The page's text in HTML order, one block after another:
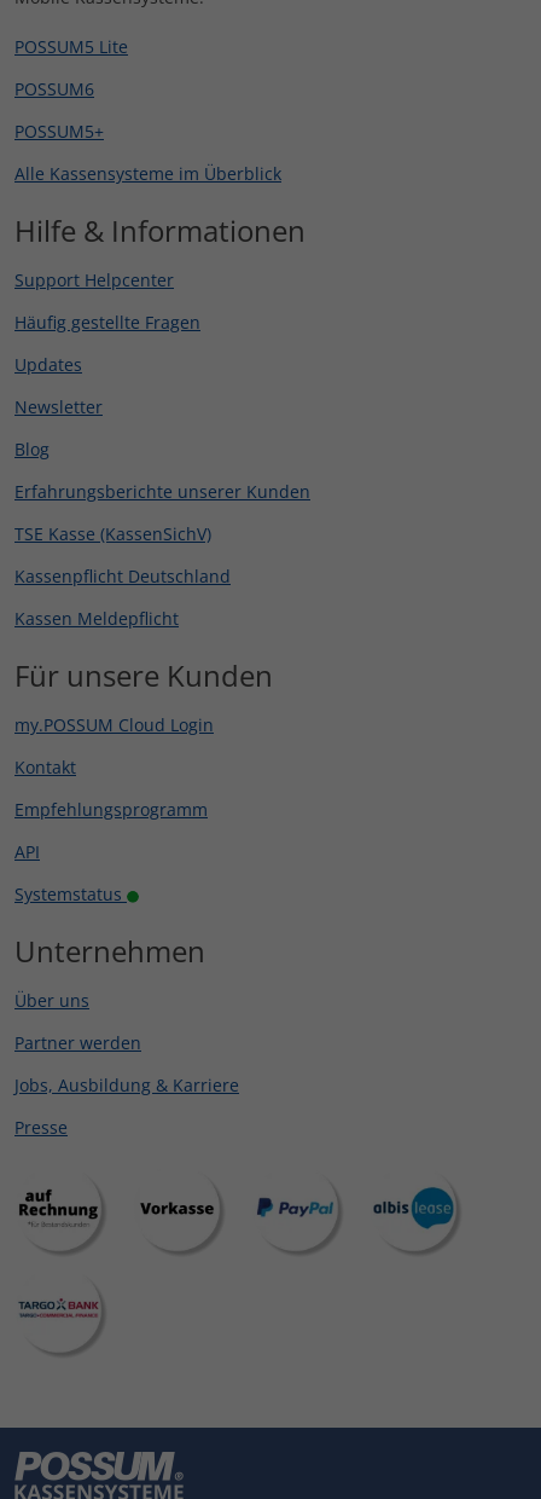
POSSUM5 Lite
POSSUM6
POSSUM5+
Alle Kassensysteme im Überblick
Hilfe & Informationen
Support Helpcenter
Häufig gestellte Fragen
Updates
Newsletter
Blog
Erfahrungsberichte unserer Kunden
TSE Kasse (KassenSichV)
Kassenpflicht Deutschland
Kassen Meldepflicht
Für unsere Kunden
my.POSSUM Cloud Login
Kontakt
Empfehlungsprogramm
API
Systemstatus
Unternehmen
Über uns
Partner werden
Jobs, Ausbildung & Karriere
Presse